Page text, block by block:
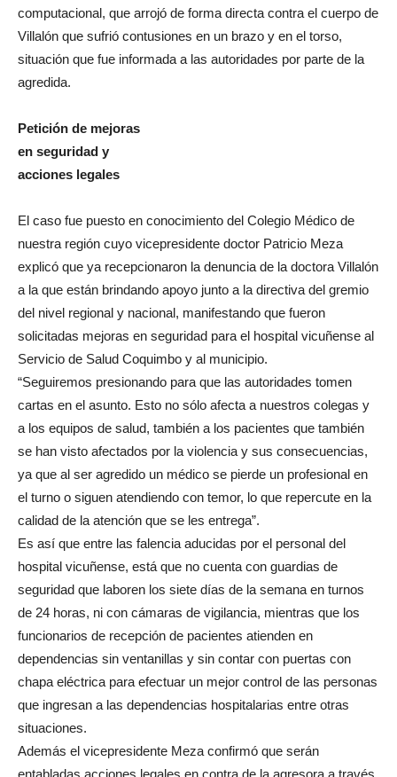
computacional, que arrojó de forma directa contra el cuerpo de
Villalón que sufrió contusiones en un brazo y en el torso,
situación que fue informada a las autoridades por parte de la
agredida.
Petición de mejoras
en seguridad y
acciones legales
El caso fue puesto en conocimiento del Colegio Médico de
nuestra región cuyo vicepresidente doctor Patricio Meza
explicó que ya recepcionaron la denuncia de la doctora Villalón
a la que están brindando apoyo junto a la directiva del gremio
del nivel regional y nacional, manifestando que fueron
solicitadas mejoras en seguridad para el hospital vicuñense al
Servicio de Salud Coquimbo y al municipio.
“Seguiremos presionando para que las autoridades tomen
cartas en el asunto. Esto no sólo afecta a nuestros colegas y
a los equipos de salud, también a los pacientes que también
se han visto afectados por la violencia y sus consecuencias,
ya que al ser agredido un médico se pierde un profesional en
el turno o siguen atendiendo con temor, lo que repercute en la
calidad de la atención que se les entrega”.
Es así que entre las falencia aducidas por el personal del
hospital vicuñense, está que no cuenta con guardias de
seguridad que laboren los siete días de la semana en turnos
de 24 horas, ni con cámaras de vigilancia, mientras que los
funcionarios de recepción de pacientes atienden en
dependencias sin ventanillas y sin contar con puertas con
chapa eléctrica para efectuar un mejor control de las personas
que ingresan a las dependencias hospitalarias entre otras
situaciones.
Además el vicepresidente Meza confirmó que serán
entabladas acciones legales en contra de la agresora a través